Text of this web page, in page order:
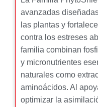
avanzadas
las plantas y
contra los estreses
familia combinan
y micronutrientes
naturales como
aminoácidos. Al
optimizar la